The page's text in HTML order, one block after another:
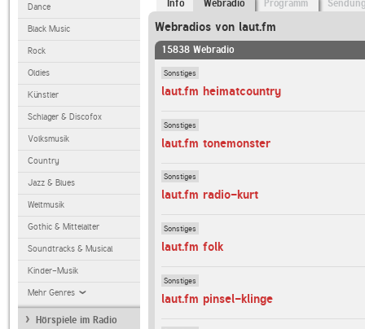
Dance
Black Music
Rock
Oldies
Künstler
Schlager & Discofox
Volksmusik
Country
Jazz & Blues
Weltmusik
Gothic & Mittelalter
Soundtracks & Musical
Kinder-Musik
Mehr Genres
Hörspiele im Radio
Info Webradio Programm
Webradios von laut.fm
15838 Webradio
Sonstiges
laut.fm heimatcountry
Sonstiges
laut.fm tonemonster
Sonstiges
laut.fm radio-kurt
Sonstiges
laut.fm folk
Sonstiges
laut.fm pinsel-klinge